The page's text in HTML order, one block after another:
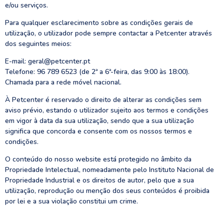
e/ou serviços.
Para qualquer esclarecimento sobre as condições gerais de
utilização, o utilizador pode sempre contactar a Petcenter através
dos seguintes meios:
E-mail: geral@petcenter.pt
Telefone: 96 789 6523 (de 2ª a 6ª-feira, das 9:00 às 18:00).
Chamada para a rede móvel nacional.
À Petcenter é reservado o direito de alterar as condições sem
aviso prévio, estando o utilizador sujeito aos termos e condições
em vigor à data da sua utilização, sendo que a sua utilização
significa que concorda e consente com os nossos termos e
condições.
O conteúdo do nosso website está protegido no âmbito da
Propriedade Intelectual, nomeadamente pelo Instituto Nacional de
Propriedade Industrial e os direitos de autor, pelo que a sua
utilização, reprodução ou menção dos seus conteúdos é proibida
por lei e a sua violação constitui um crime.